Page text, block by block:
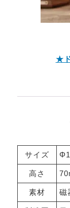
★
サイズ
高さ
素材 磁